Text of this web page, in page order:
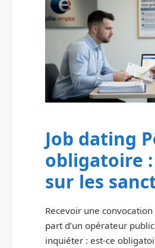
Job dating
obligatoire
sur les
Recevoir une
part d’un opérateur
inquiéter : est-ce